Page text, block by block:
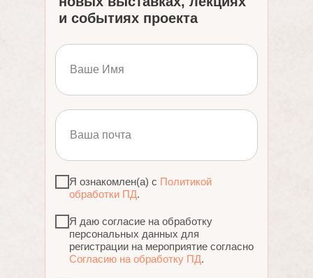
и событиях проекта
Я ознакомлен(а) с Политикой
обработки ПД.
Я даю согласие на обработку
персональных данных для
регистрации на мероприятие согласно
Согласию на обработку ПД.